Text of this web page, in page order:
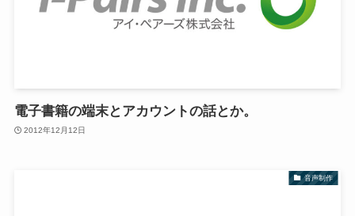
電子書籍の端末とアカウントの話とか。
2012年12月12日
音声制作